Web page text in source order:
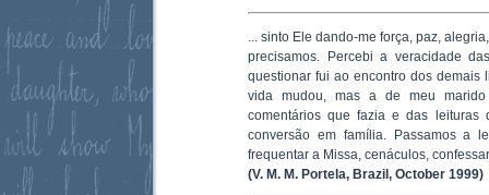
... sinto Ele dando-me força, paz,
precisamos. Percebi a veracidade
questionar fui ao encontro dos demais
vida mudou, mas a de meu
comentários que fazia e das leituras
conversão em família. Passamos a
frequentar a Missa, cenáculos,
(V. M. M. Portela, Brazil, October 1999)